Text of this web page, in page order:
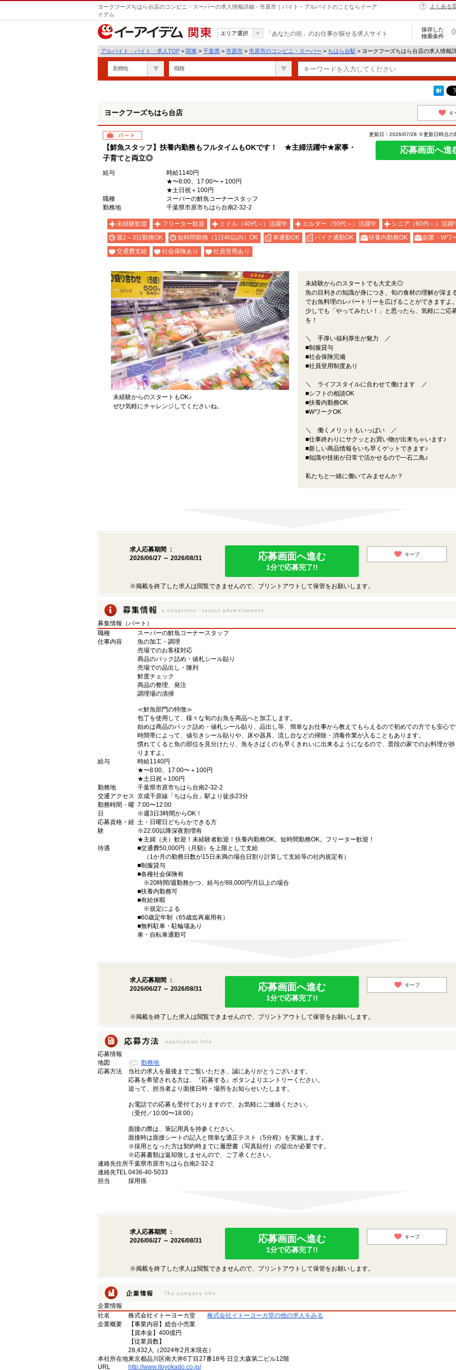
ヨークフーズちはら台店のコンビニ・スーパーの求人情報詳細 - 市原市｜バイト・アルバイトのことならイーア
イデム
よくある
関東
エリア選択 「あなたの街」のお仕事が探せる求人サイト
保存した
検索条件
0
アルバイト・バイト・求人TOP > 関東 > 千葉県 > 市原市 > 市原市のコンビニ・スーパー > ちはら台駅 > ヨークフーズちはら台店の求人情報
勤務地 職種
ヨークフーズちはら台店 キ
パート
【鮮魚スタッフ】扶養内勤務もフルタイムもOKです！ ★主婦活躍中★家事・
子育てと両立◎
更新日：2026/07/28 ※更新日時点の
応募画面へ進
給与
時給1140円
★〜8:00、17:00〜＋100円
★土日祝＋100円
職種
スーパーの鮮魚コーナースタッフ
勤務地
千葉県市原市ちはら台南2-32-2
未経験歓迎 フリーター歓迎 ミドル（40代～）活躍中 エルダー（50代～）活躍中
シニア（60代～）活躍
週2～3日勤務OK
短時間勤務（1日4h以内）OK 車通勤OK バイク通勤OK 扶養内勤務OK
副業・Wワ
交通費支給
社会保険あり 社員登用あり
未経験からのスタートもOK♪
ぜひ気軽にチャレンジしてくださいね。
未経験からのスタートでも大丈夫◎
魚の目利きの知識が身につき、旬の食材の理解が深ま
でお魚料理のレパートリーを広げることができますよ。
少しでも「やってみたい！」と思ったら、気軽にご応
を！
＼ 手厚い福利厚生が魅力 ／
■制服貸与
■社会保険完備
■社員登用制度あり
＼ ライフスタイルに合わせて働けます ／
■シフトの相談OK
■扶養内勤務OK
■WワークOK
＼ 働くメリットもいっぱい ／
■仕事終わりにサクッとお買い物が出来ちゃいます♪
■新しい商品情報をいち早くゲットできます♪
■知識や技術が日常で活かせるので一石二鳥♪
私たちと一緒に働いてみませんか？
求人応募期間 ：
2026/06/27 ～ 2026/08/31
応募画面へ進む
1分で応募完了!!
キープ
※掲載を終了した求人は閲覧できませんので、プリントアウトして保管をお願いします。
募集情報（パート）
職種
スーパーの鮮魚コーナースタッフ
仕事内容
魚の加工・調理
売場でのお客様対応
商品のパック詰め・値札シール貼り
売場での品出し・陳列
鮮度チェック
商品の整理、発注
調理場の清掃
≪鮮魚部門の特徴≫
包丁を使用して、様々な旬のお魚を商品へと加工します。
始めは商品のパック詰め・値札シール貼り、品出し等、簡単なお仕事から教えてもらえるので初めての方でも安心で
時間帯によって、値引きシール貼りや、床や器具、流し台などの掃除・消毒作業が入ることもあります。
慣れてくると魚の部位を見分けたり、魚をさばくのも早くきれいに出来るようになるので、普段の家でのお料理が
りますよ。
給与
時給1140円
★〜8:00、17:00〜＋100円
★土日祝＋100円
勤務地
千葉県市原市ちはら台南2-32-2
交通アクセス 京成千原線「ちはら台」駅より徒歩23分
勤務時間・曜
日
7:00〜12:00
※週3日3時間からOK！
応募資格・経
験
土・日曜日どちらかできる方
※22:00以降深夜割増有
★主婦（夫）歓迎！未経験者歓迎！扶養内勤務OK。短時間勤務OK。フリーター歓迎！
待遇
■交通費50,000円（月額）を上限として支給
（1か月の勤務日数が15日未満の場合日割り計算して支給等の社内規定有）
■制服貸与
■各種社会保険有
※20時間/週勤務かつ、給与が88,000円/月以上の場合
■扶養内勤務可
■有給休暇
※規定による
■60歳定年制（65歳迄再雇用有）
■無料駐車・駐輪場あり
車・自転車通勤可
求人応募期間 ：
2026/06/27 ～ 2026/08/31
応募画面へ進む
1分で応募完了!!
キープ
※掲載を終了した求人は閲覧できませんので、プリントアウトして保管をお願いします。
応募情報
地図
勤務地
応募方法
当社の求人を最後までご覧いただき、誠にありがとうございます。
応募を希望される方は、『応募する』ボタンよりエントリーください。
追って、担当者より面接日時・場所をお知らせいたします。
お電話での応募も受付ておりますので、お気軽にご連絡ください。
（受付／10:00〜18:00）
面接の際は、筆記用具を持参ください。
面接時は面接シートの記入と簡単な適正テスト（5分程）を実施します。
※採用となった方は契約時までに履歴書（写真貼付）の提出が必要です。
※応募書類は返却致しませんので、ご了承ください。
連絡先住所千葉県市原市ちはら台南2-32-2
連絡先TEL0436-40-5033
担当
採用係
求人応募期間 ：
2026/06/27 ～ 2026/08/31
応募画面へ進む
1分で応募完了!!
キープ
※掲載を終了した求人は閲覧できませんので、プリントアウトして保管をお願いします。
企業情報
社名
株式会社イトーヨーカ堂
株式会社イトーヨーカ堂の他の求人をみる
企業概要
【事業内容】総合小売業
【資本金】400億円
【従業員数】
28,432人（2024年2月末現在）
本社所在地東京都品川区南大井6丁目27番18号 日立大森第二ビル12階
URL
http://www.itoyokado.co.jp/